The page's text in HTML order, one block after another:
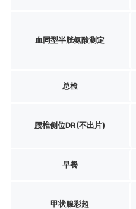
血同型半胱氨酸测定
总检
腰椎侧位DR(不出片)
早餐
甲状腺彩超